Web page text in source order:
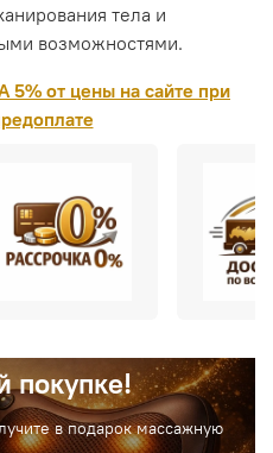
тела и
возможностями.
от цены на сайте при
покупке!
в подарок массажную